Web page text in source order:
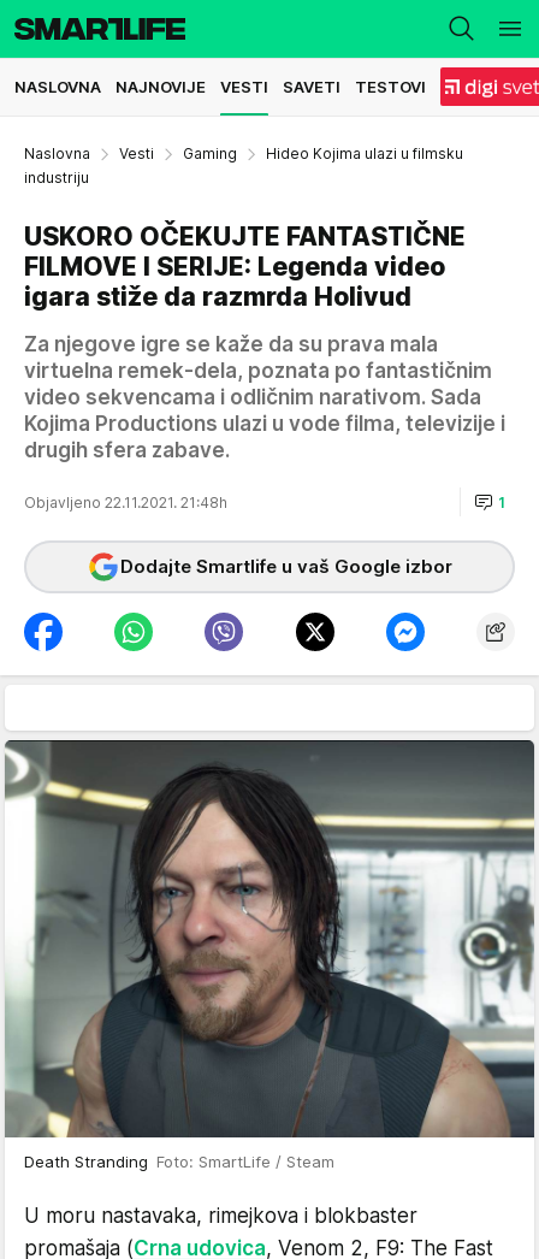
NASLOVNA NAJNOVIJE VESTI SAVETI TESTOVI
Naslovna Vesti Gaming
Hideo Kojima ulazi u filmsku
industriju
USKORO OČEKUJTE FANTASTIČNE
FILMOVE I SERIJE: Legenda video
igara stiže da razmrda Holivud
Za njegove igre se kaže da su prava mala
virtuelna remek-dela, poznata po fantastičnim
video sekvencama i odličnim narativom. Sada
Kojima Productions ulazi u vode filma, televizije i
drugih sfera zabave.
Objavljeno 22.11.2021. 21:48h 1
Dodajte Smartlife u vaš Google izbor
Death Stranding Foto: SmartLife / Steam
U moru nastavaka, rimejkova i blokbaster
promašaja (Crna udovica, Venom 2, F9: The Fast